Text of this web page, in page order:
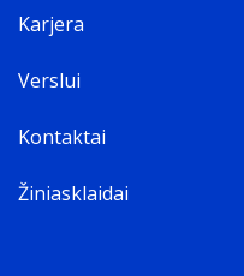
Karjera
Verslui
Kontaktai
Žiniasklaidai